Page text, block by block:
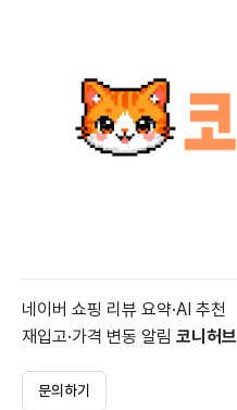
네이버 쇼핑 리뷰 요약·AI 추천
재입고·가격 변동 알림 코니허브
문의하기